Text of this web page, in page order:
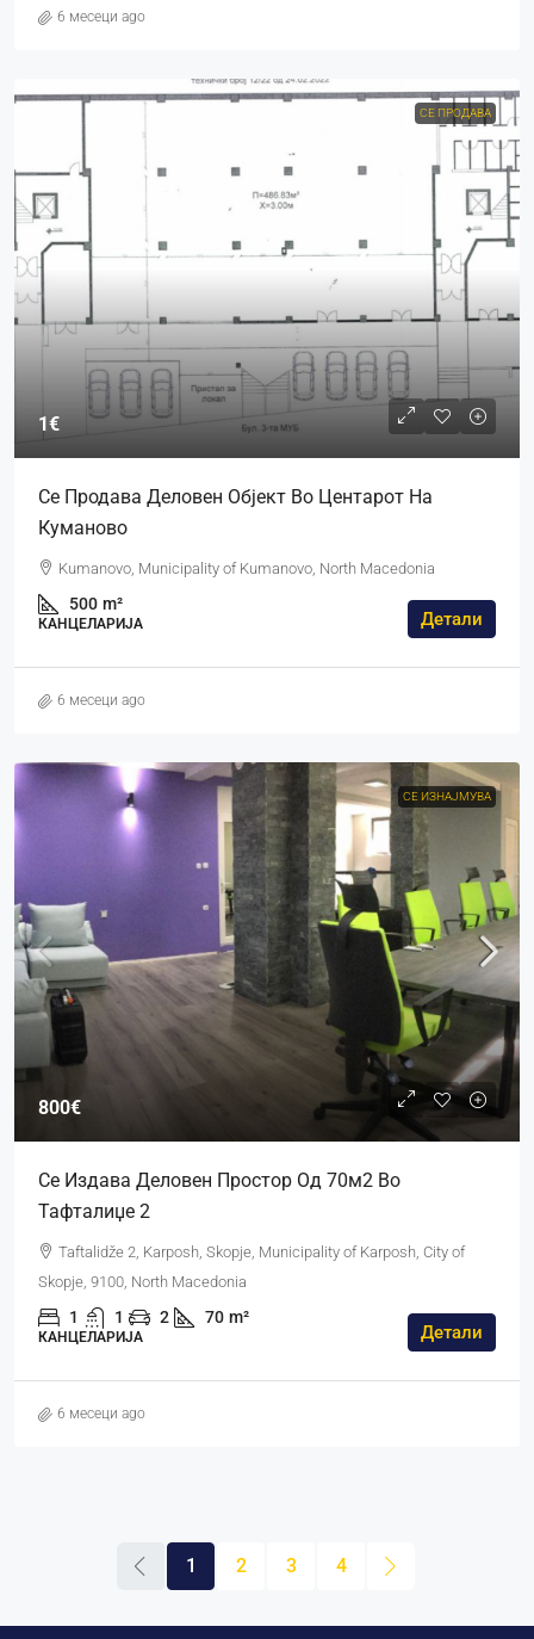
6 месеци ago
СЕ ПРОДАВА
1€
Се Продава Деловен Објект Во Центарот На
Куманово
Kumanovo, Municipality of Kumanovo, North Macedonia
500 m²
КАНЦЕЛАРИЈА Детали
6 месеци ago
СЕ ИЗНАЈМУВА
800€
Се Издава Деловен Простор Од 70м2 Во
Тафталиџе 2
Taftalidže 2, Karposh, Skopje, Municipality of Karposh, City of
Skopje, 9100, North Macedonia
1 1 2 70 m²
КАНЦЕЛАРИЈА Детали
6 месеци ago
1 2 3 4